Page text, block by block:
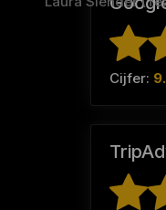
Cijfer: